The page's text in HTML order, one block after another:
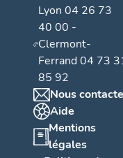
Lyon 04 26 73
40 00 -
Clermont-
Ferrand 04 73
85 92
Nous
Aide
Mentions
légales